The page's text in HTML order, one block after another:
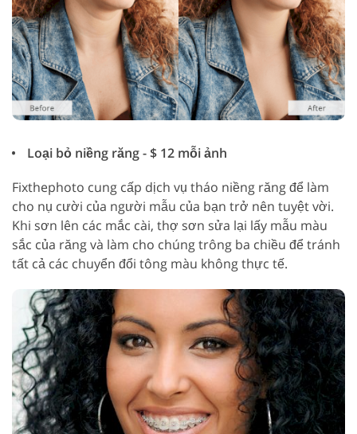
Loại bỏ niềng răng - $ 12 mỗi ảnh
Fixthephoto cung cấp dịch vụ tháo niềng răng để làm
cho nụ cười của người mẫu của bạn trở nên tuyệt vời.
Khi sơn lên các mắc cài, thợ sơn sửa lại lấy mẫu màu
sắc của răng và làm cho chúng trông ba chiều để tránh
tất cả các chuyển đổi tông màu không thực tế.